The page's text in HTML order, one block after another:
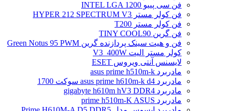
فن سی پییو INTEL LGA 1200
فن کولر مستر HYPER 212 SPECTRUM V3
فن کولر مستر T200
فن گرین TINY COOL90
فن و هیت سینک پردازنده گرین Green Notus 95 PWM
کولر مستر الیت V3_400W
لایسنس آنتی ویروس ESET
مادربرد asus prime h510m-k
مادربرد asus prime h610m-k d4 سوکت 1700
مادربرد gigabyte h610m hV3 DDR4
مادربرد prime h510m-K ASUS